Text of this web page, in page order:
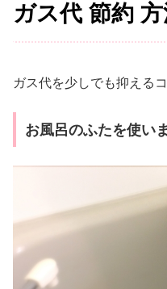
ガス代 節約
ガス代を少しでも抑える
お風呂のふたを使い